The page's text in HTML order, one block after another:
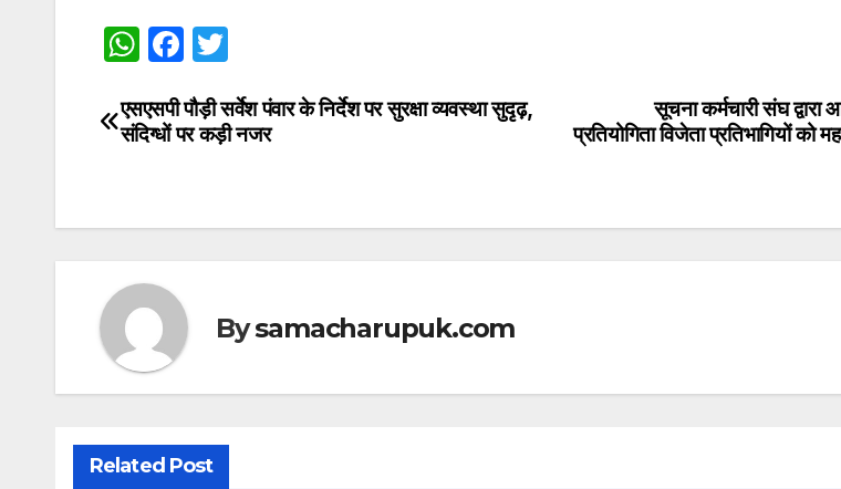
W
at
s
p
F
c
e
o
itt
er
Post
सूचना कर्मचारी संघ
प्रतियोगिता विजेता प्रतिभागियों
एसएसपी पौड़ी सर्वेश पंवार के निर्देश पर सुरक्षा व्यवस्था सुदृढ़,
संदिग्धों पर कड़ी नजर
Bysamacharupuk.com
Related Post